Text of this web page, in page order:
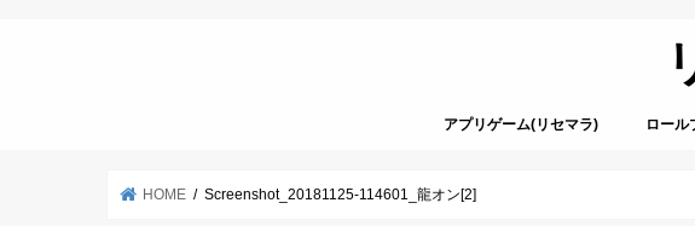
アプリゲーム(リセマラ) ロール
HOME Screenshot_20181125-114601_龍オン[2]